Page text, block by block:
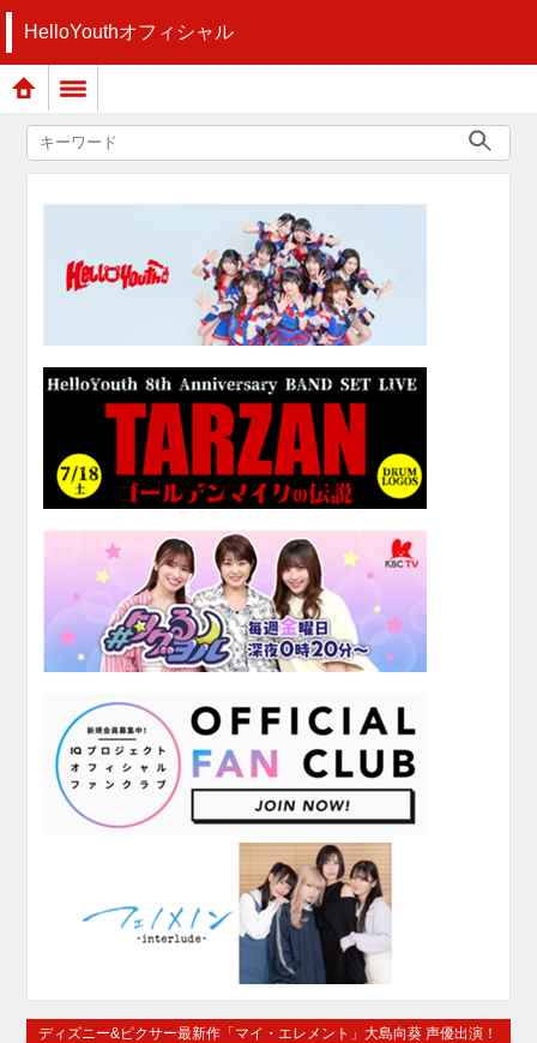
HelloYouthオフィシャル
ディズニー&ピクサー最新作「マイ・エレメント」大島向葵 声優出演！